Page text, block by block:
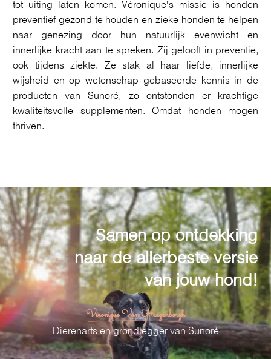
tot uiting laten komen. Véronique's missie is honden
preventief gezond te houden en zieke honden te helpen
naar genezing door hun natuurlijk evenwicht en
innerlijke kracht aan te spreken. Zij gelooft in preventie,
ook tijdens ziekte. Ze stak al haar liefde, innerlijke
wijsheid en op wetenschap gebaseerde kennis in de
producten van Sunoré, zo ontstonden er krachtige
kwaliteitsvolle supplementen. Omdat honden mogen
thriven.
Samen op ontdekking
naar de allerbeste versie
van jouw hond!
Véronique Van Haegenborgh
Dierenarts en grondlegger van Sunoré